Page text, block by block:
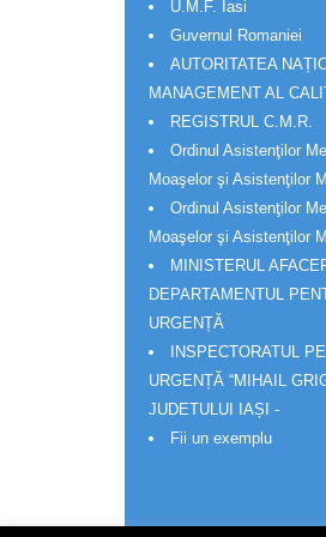
U.M.F. Iasi
Guvernul Romaniei
AUTORITATEA
MANAGEMENT AL
REGISTRUL C.M.R.
Ordinul Asistenţilor
Moaşelor şi Asistenţilor
Ordinul Asistenţilor
Moaşelor şi Asistenţilor
MINISTERUL
DEPARTAMENTUL
URGENȚĂ
INSPECTORATUL
URGENȚĂ “MIHAIL
JUDETULUI IAȘI -
Fii un exemplu